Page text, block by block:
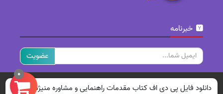
خبرنامه
ایمیل
تمامی حقوق برای سایت ما محفوظ است.
0
دانلود فایل پی دی اف کتاب مقدمات راهنمایی و مشاوره منیژه کرباسی